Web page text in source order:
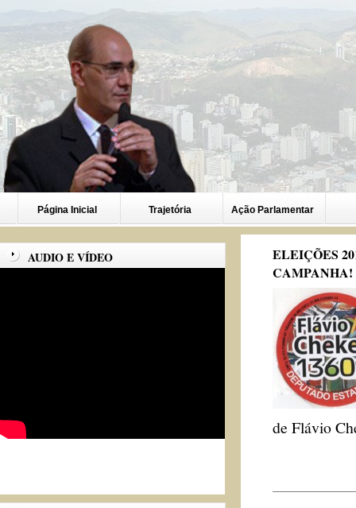
Página Inicial Trajetória Ação Parlamentar
AUDIO E VÍDEO
ELEIÇÕES
CAMPANHA!
de Flávio